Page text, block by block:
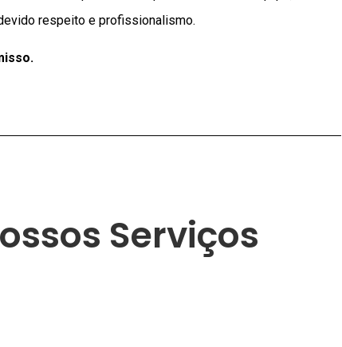
respeito e profissionalismo.
Serviços